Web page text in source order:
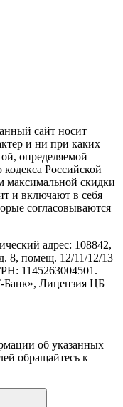
сайт носит
и ни при каких
определяемой
Российской
максимальной скидки
и включают в себя
согласовываются
адрес: 108842,
8, помещ. 12/11/12/13
1145263004501.
Банк», Лицензия ЦБ
об указанных
обращайтесь к